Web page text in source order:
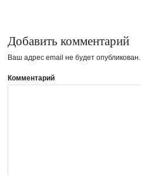
Добавить комментарий
Ваш адрес email не будет опубликован.
Комментарий